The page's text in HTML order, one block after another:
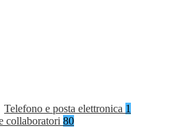
Telefono e posta elettronica 1
collaboratori 80